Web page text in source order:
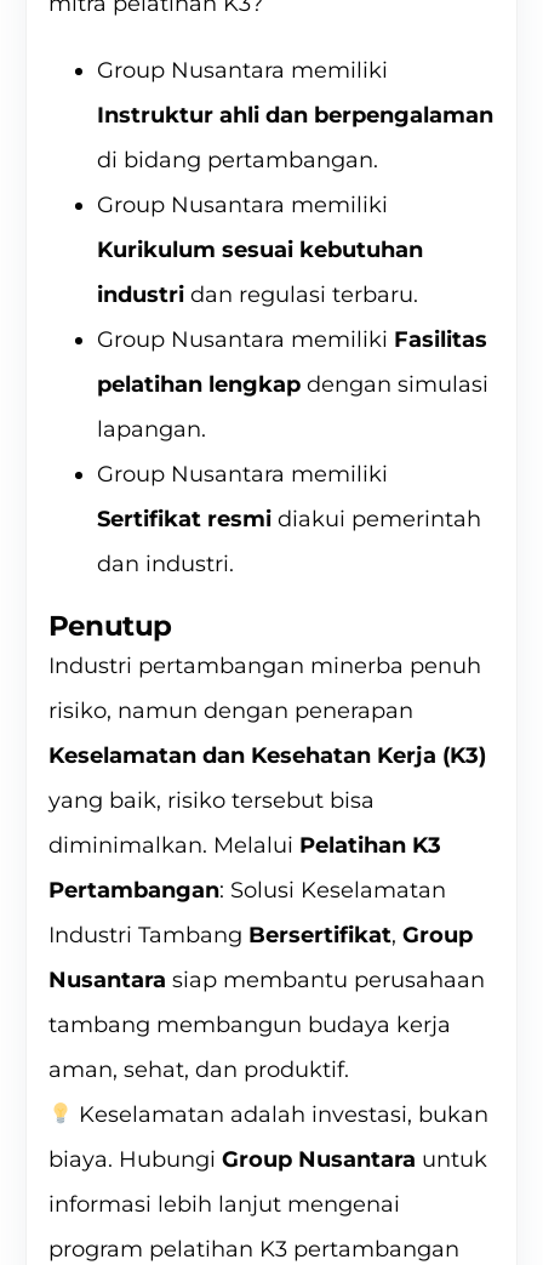
Group Nusantara memiliki
Instruktur ahli dan berpengalaman
di bidang pertambangan.
Group Nusantara memiliki
Kurikulum sesuai kebutuhan
industridan regulasi terbaru.
Group Nusantara memiliki Fasilitas
pelatihan lengkapdengan simulasi
lapangan.
Group Nusantara memiliki
Sertifikat resmidiakui pemerintah
dan industri.
Penutup
Industri pertambangan minerba penuh
risiko, namun dengan penerapan
Keselamatan dan Kesehatan Kerja (K3)
yang baik, risiko tersebut bisa
diminimalkan. Melalui Pelatihan K3
Pertambangan: Solusi Keselamatan
Industri Tambang Bersertifikat, Group
Nusantara siap membantu perusahaan
tambang membangun budaya kerja
aman, sehat, dan produktif.
Keselamatan adalah investasi, bukan
biaya. Hubungi Group Nusantara untuk
informasi lebih lanjut mengenai
program pelatihan K3 pertambangan